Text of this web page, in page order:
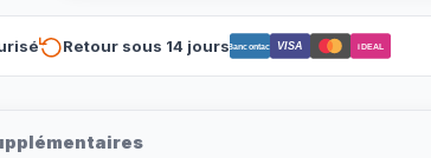
Retour sous 14 joursBancontact VISA iDEAL